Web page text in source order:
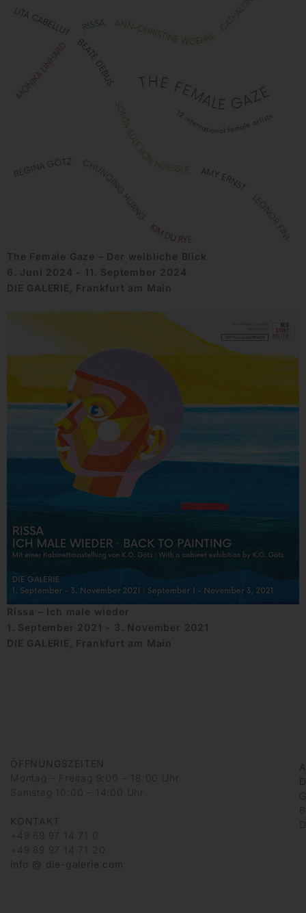
The Female Gaze – Der weibliche Blick
6. Juni 2024 - 11. September 2024
DIE GALERIE, Frankfurt am Main
Rissa – Ich male wieder
1. September 2021 - 3. November 2021
DIE GALERIE, Frankfurt am Main
ÖFFNUNGSZEITEN
Montag – Freitag 9:00 – 18:00 Uhr
Samstag 10:00 – 14:00 Uhr
KONTAKT
+49 69 97 14 71 0
+49 69 97 14 71 20
info @ die-galerie.com